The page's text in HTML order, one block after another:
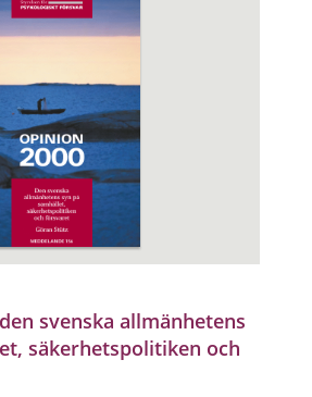
svenska allmänhetens
säkerhetspolitiken och